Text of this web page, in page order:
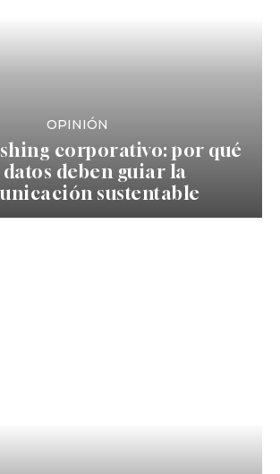
OPINIÓN
corporativo: por qué
datos deben guiar la
sustentable